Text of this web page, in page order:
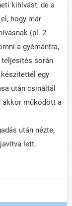
kihívást, de a
hogy már
(pl. 2
a gyémántra,
teljesítés során
egy
után csináltál
akkor működött a
után nézte,
lett.